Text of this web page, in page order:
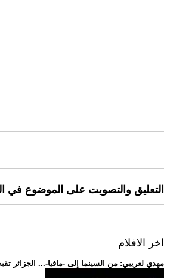
التعليق والتصويت على الموضوع في
اخر الافلام
.. مهدي لعريبي: من السينما إلى -مافيا-... الجزائر